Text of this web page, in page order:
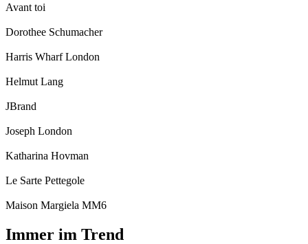
Avant toi
Dorothee Schumacher
Harris Wharf London
Helmut Lang
JBrand
Joseph London
Katharina Hovman
Le Sarte Pettegole
Maison Margiela MM6
Immer im Trend